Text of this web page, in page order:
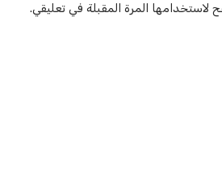
لاستخدامها المرة المقبلة في تعليقي.